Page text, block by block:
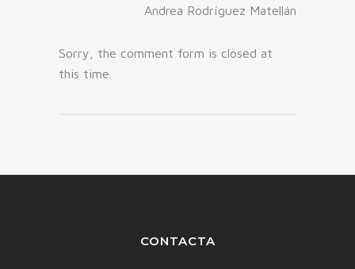
Andrea Rodríguez Matellán
Sorry, the comment form is closed at
this time.
CONTACTA